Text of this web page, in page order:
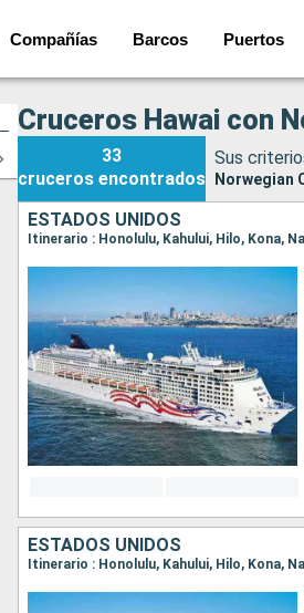
Compañías Barcos Puertos
Cruceros Hawai con
33
cruceros encontrados
Sus
Norwegian
ESTADOS UNIDOS
Itinerario : Honolulu, Kahului, Hilo, Kona,
ESTADOS UNIDOS
Itinerario : Honolulu, Kahului, Hilo, Kona,